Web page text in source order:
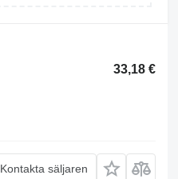
33,18 €
Kontakta säljaren